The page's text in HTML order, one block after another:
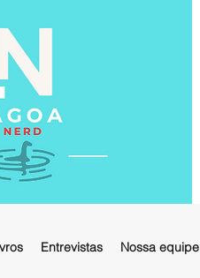
Entrevistas Nossa equipe